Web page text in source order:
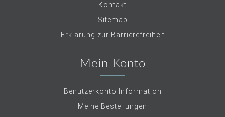
Kontakt
Sitemap
Erklärung zur Barrierefreiheit
Mein Konto
Benutzerkonto Information
Meine Bestellungen